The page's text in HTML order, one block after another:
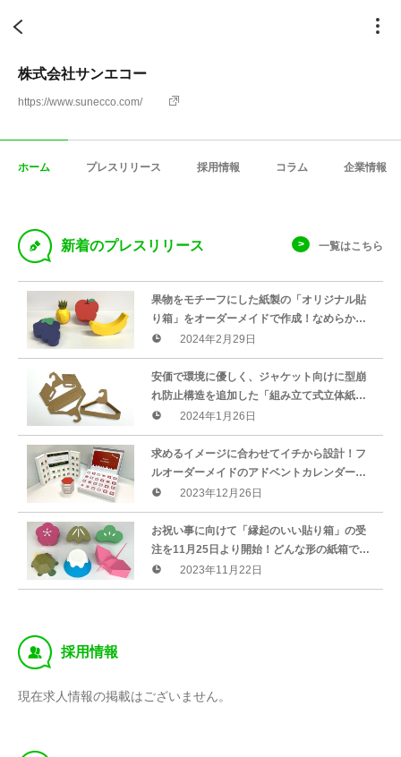
株式会社サンエコー
https://www.sunecco.com/
ホーム プレスリリース 採用情報 コラム 企業情報
D 新着のプレスリリース 一覧はこちら
果物をモチーフにした紙製の「オリジナル貼
り箱」をオーダーメイドで作成！なめらかな
曲線の複雑な形状も表現可能。3月1日（金）
より受注生産を開始
2024年2月29日
安価で環境に優しく、ジャケット向けに型崩
れ防止構造を追加した「組み立て式立体紙製
ハンガー」を開発！2月1日より受注生産開始
2024年1月26日
求めるイメージに合わせてイチから設計！フ
ルオーダーメイドのアドベントカレンダーボ
ックスを、1月5日から受注開始
2023年12月26日
お祝い事に向けて「縁起のいい貼り箱」の受
注を11月25日より開始！どんな形の紙箱で
も、お客様のご要望に合わせてオーダーメイ
ドで設計・作製。環境にも優しい製品
2023年11月22日
‰ 採用情報
現在求人情報の掲載はございません。